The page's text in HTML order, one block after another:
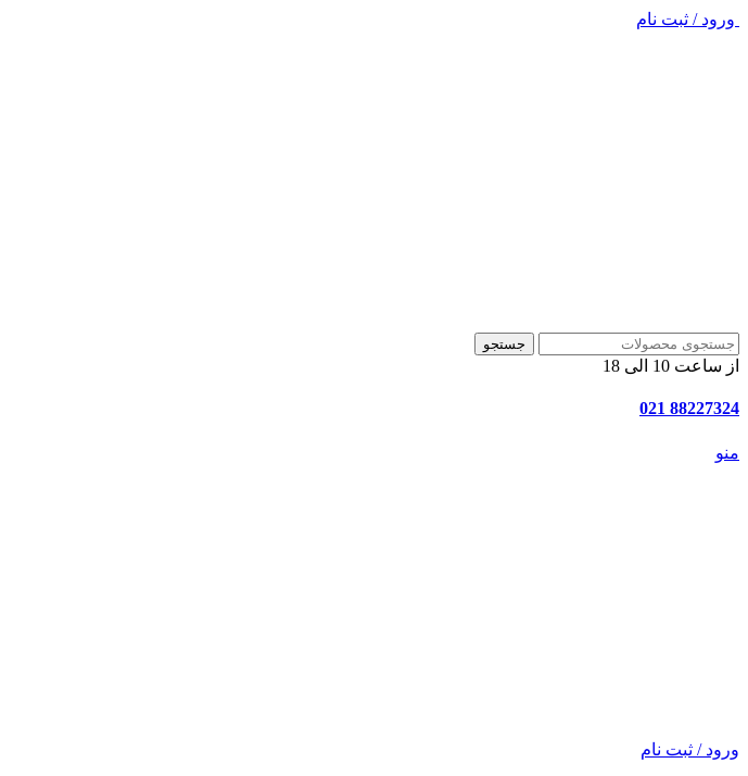
ورود / ثبت نام
جستجو
از ساعت 10 الی 18
88227324 021
منو
ورود / ثبت نام